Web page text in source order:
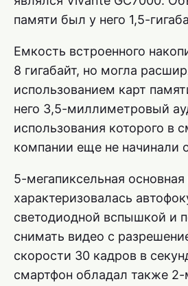
памяти был у него 1,5-
Емкость встроенного
8 гигабайт, но могла
использованием карт
него 3,5-миллиметровый
использования которого в
компании еще не начинали
5-мегапиксельная
характеризовалась
светодиодной вспышкой и
снимать видео с
скорости 30 кадров в
смартфон обладал также 2-